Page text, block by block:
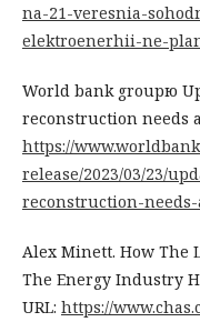
na-21-veresnia-
elektroenerhii-ne-
World bank groupю
reconstruction needs
https://
release/2023/03/23/
reconstruction-needs-
Alex Minett. How The
The Energy Industry
URL: https://